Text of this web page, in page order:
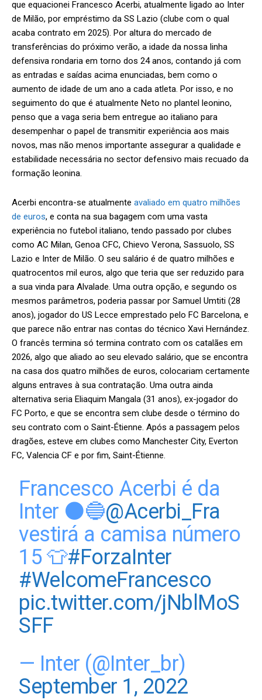
que equacionei Francesco Acerbi, atualmente ligado ao Inter
de Milão, por empréstimo da SS Lazio (clube com o qual
acaba contrato em 2025). Por altura do mercado de
transferências do próximo verão, a idade da nossa linha
defensiva rondaria em torno dos 24 anos, contando já com
as entradas e saídas acima enunciadas, bem como o
aumento de idade de um ano a cada atleta. Por isso, e no
seguimento do que é atualmente Neto no plantel leonino,
penso que a vaga seria bem entregue ao italiano para
desempenhar o papel de transmitir experiência aos mais
novos, mas não menos importante assegurar a qualidade e
estabilidade necessária no sector defensivo mais recuado da
formação leonina.
Acerbi encontra-se atualmente avaliado em quatro milhões
de euros, e conta na sua bagagem com uma vasta
experiência no futebol italiano, tendo passado por clubes
como AC Milan, Genoa CFC, Chievo Verona, Sassuolo, SS
Lazio e Inter de Milão. O seu salário é de quatro milhões e
quatrocentos mil euros, algo que teria que ser reduzido para
a sua vinda para Alvalade. Uma outra opção, e segundo os
mesmos parâmetros, poderia passar por Samuel Umtiti (28
anos), jogador do US Lecce emprestado pelo FC Barcelona, e
que parece não entrar nas contas do técnico Xavi Hernández.
O francês termina só termina contrato com os catalães em
2026, algo que aliado ao seu elevado salário, que se encontra
na casa dos quatro milhões de euros, colocariam certamente
alguns entraves à sua contratação. Uma outra ainda
alternativa seria Eliaquim Mangala (31 anos), ex-jogador do
FC Porto, e que se encontra sem clube desde o término do
seu contrato com o Saint-Étienne. Após a passagem pelos
dragões, esteve em clubes como Manchester City, Everton
FC, Valencia CF e por fim, Saint-Étienne.
Francesco Acerbi é da
Inter ⚫🔵@Acerbi_Fra
vestirá a camisa número
15 👕#ForzaInter
#WelcomeFrancesco
pic.twitter.com/jNblMoS
SFF
— Inter (@Inter_br)
September 1, 2022